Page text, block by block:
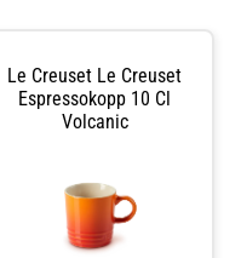
Le Creuset Le Creuset
Espressokopp 10 Cl
Volcanic